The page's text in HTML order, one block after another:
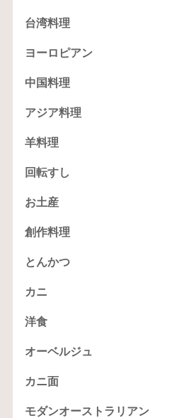
台湾料理
ヨーロピアン
中国料理
アジア料理
羊料理
回転すし
お土産
創作料理
とんかつ
カニ
洋食
オーベルジュ
カニ面
モダンオーストラリアン